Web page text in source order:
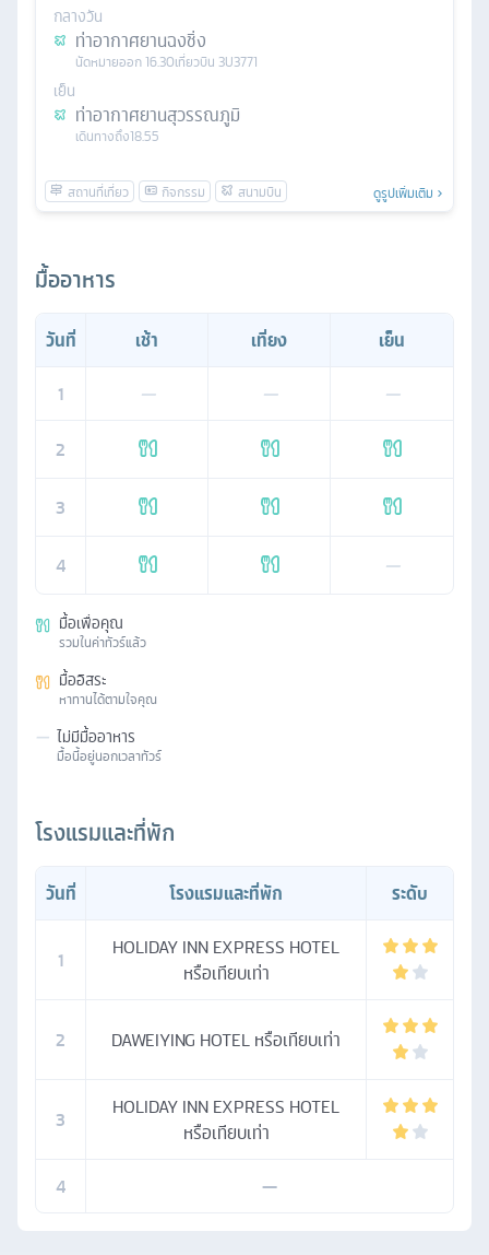
กลางวัน
ท่าอากาศยานฉงชิ่ง
นัดหมายออก16.30เที่ยวบิน 3U3771
เย็น
ท่าอากาศยานสุวรรณภูมิ
เดินทางถึง18.55
ดูรูปเพิ่มเติม
มื้ออาหาร
วันที่ เช้า เที่ยง
เย็น
1
— —
—
2
3
4 —
มื้อเพื่อคุณ
รวมในค่าทัวร์แล้ว
มื้ออิสระ
หาทานได้ตามใจคุณ
— ไม่มีมื้ออาหาร
มื้อนี้อยู่นอกเวลาทัวร์
โรงแรมและที่พัก
วันที่ โรงแรมและที่พัก ระดับ
1
HOLIDAY INN EXPRESS HOTEL
หรือเทียบเท่า
2 DAWEIYING HOTEL หรือเทียบเท่า
3
HOLIDAY INN EXPRESS HOTEL
หรือเทียบเท่า
4
—